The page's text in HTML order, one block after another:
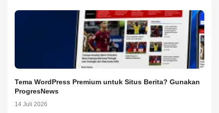
Tema WordPress Premium untuk Situs Berita? Gunakan
ProgresNews
14 Juli 2026